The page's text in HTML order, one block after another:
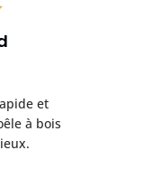
et
à bois